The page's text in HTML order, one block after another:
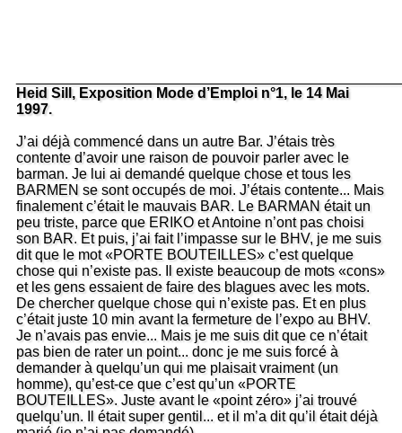
Heid Sill, Exposition Mode d’Emploi n°1, le 14 Mai
1997.
J’ai déjà commencé dans un autre Bar. J’étais très
contente d’avoir une raison de pouvoir parler avec le
barman. Je lui ai demandé quelque chose et tous les
BARMEN se sont occupés de moi. J’étais contente... Mais
finalement c’était le mauvais BAR. Le BARMAN était un
peu triste, parce que ERIKO et Antoine n’ont pas choisi
son BAR. Et puis, j’ai fait l’impasse sur le BHV, je me suis
dit que le mot «PORTE BOUTEILLES» c’est quelque
chose qui n’existe pas. Il existe beaucoup de mots «cons»
et les gens essaient de faire des blagues avec les mots.
De chercher quelque chose qui n’existe pas. Et en plus
c’était juste 10 min avant la fermeture de l’expo au BHV.
Je n’avais pas envie... Mais je me suis dit que ce n’était
pas bien de rater un point... donc je me suis forcé à
demander à quelqu’un qui me plaisait vraiment (un
homme), qu’est-ce que c’est qu’un «PORTE
BOUTEILLES». Juste avant le «point zéro» j’ai trouvé
quelqu’un. Il était super gentil... et il m’a dit qu’il était déjà